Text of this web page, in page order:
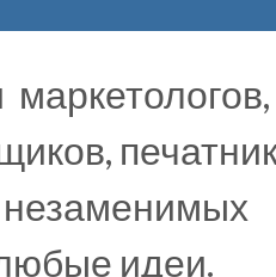
незаменимых
идеи.